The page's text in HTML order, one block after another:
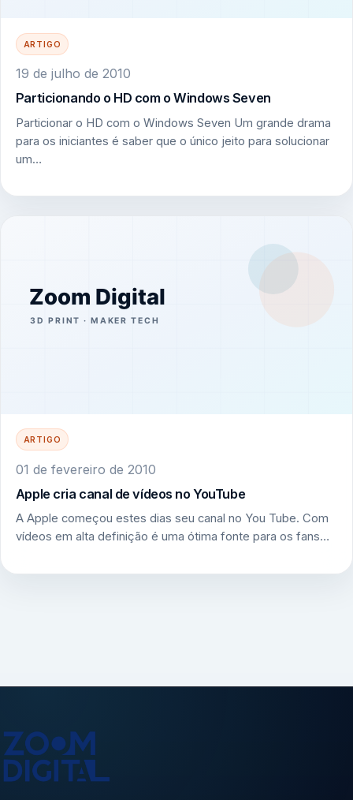
ARTIGO
19 de julho de 2010
Particionando o HD com o Windows Seven
Particionar o HD com o Windows Seven Um grande drama
para os iniciantes é saber que o único jeito para solucionar
um…
ARTIGO
01 de fevereiro de 2010
Apple cria canal de vídeos no YouTube
A Apple começou estes dias seu canal no You Tube. Com
vídeos em alta definição é uma ótima fonte para os fans…